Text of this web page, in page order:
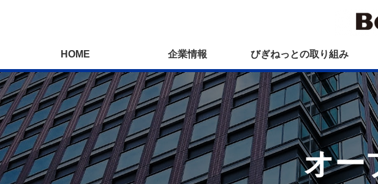
HOME 企業情報 びぎねっとの取り組み
オー